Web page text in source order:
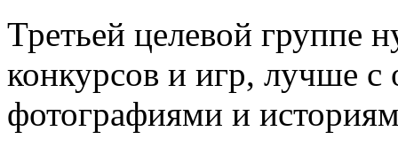
Третьей целевой группе
конкурсов и игр, лучше с
фотографиями и